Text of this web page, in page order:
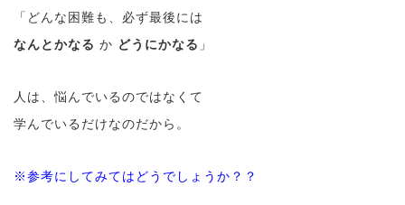
「どんな困難も、必ず最後には
なんとかなる か どうにかなる 」
人は、悩んでいるのではなくて
学んでいるだけなのだから。
※参考にしてみてはどうでしょうか？？